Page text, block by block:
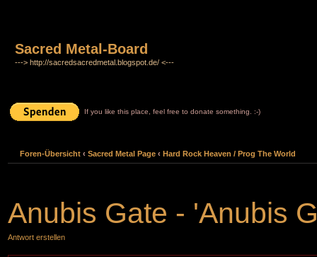
Sacred Metal-Board
---> http://sacredsacredmetal.blogspot.de/ <---
If you like this place, feel free to donate something. :-)
Foren-Übersicht ‹ Sacred Metal Page ‹ Hard Rock Heaven / Prog The World
Anubis Gate - 'Anubis
Antwort erstellen